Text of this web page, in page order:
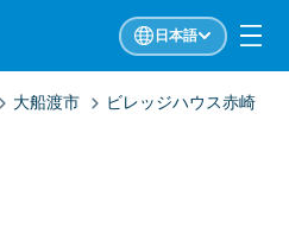
日本語
大船渡市 ビレッジハウス赤崎